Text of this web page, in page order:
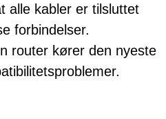
alle kabler er tilsluttet
forbindelser.
router kører den nyeste